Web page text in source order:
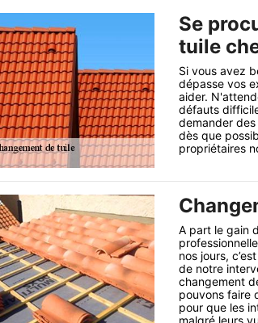
Se
tuile
Si vous avez
dépasse vos
aider.
défauts
demander
dès que
propriétaires
A part le gain
nos jours,
de notre
changement
pouvons faire
pour que les
malgré leurs